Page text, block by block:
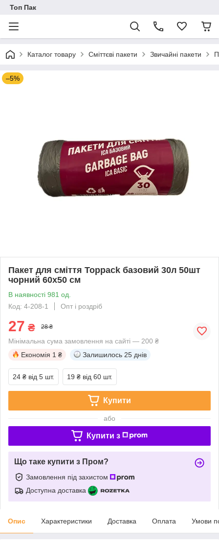
Топ Пак
Каталог товару Сміттєві пакети Звичайні пакети
–5%
Пакет для сміття Toppack базовий 30л 50шт
чорний 60х50 см
В наявності 981 од.
Код: 4-208-1
Опт і роздріб
27 ₴ 28 ₴
Мінімальна сума замовлення на сайті — 200 ₴
Економія 1 ₴ Залишилось 25 днів
24 ₴ від 5 шт. 19 ₴ від 60 шт.
Купити
або
Купити з
Що таке купити з Пром?
Замовлення під захистом
Доступна доставка
Опис Характеристики Доставка Оплата Умови